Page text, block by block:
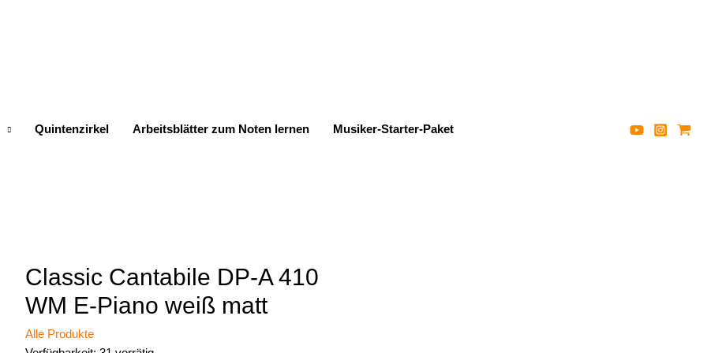
Quintenzirkel Arbeitsblätter zum Noten lernen Musiker-Starter-Paket
Classic Cantabile DP-A 410
WM E-Piano weiß matt
Alle Produkte